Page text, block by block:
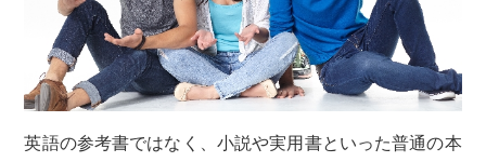
英語の参考書ではなく、小説や実用書といった普通の本